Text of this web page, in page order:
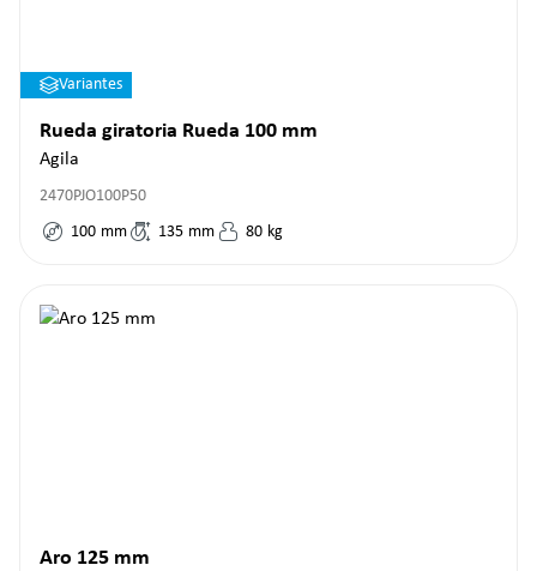
Variantes
Rueda giratoria Rueda 100 mm
Agila
2470PJO100P50
100 mm 135 mm 80 kg
Aro 125 mm